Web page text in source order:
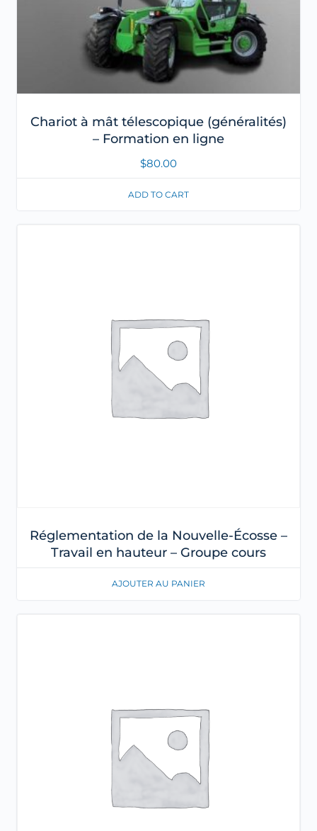
Chariot à mât télescopique (généralités)
– Formation en ligne
$80.00
ADD TO CART
Réglementation de la Nouvelle-Écosse –
Travail en hauteur – Groupe cours
AJOUTER AU PANIER